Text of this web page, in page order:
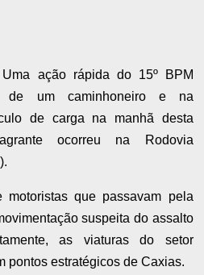
Uma ação rápida do 15º BPM
de um caminhoneiro e na
de carga na manhã desta
ocorreu na Rodovia
que passavam pela
suspeita do assalto
as viaturas do setor
pontos estratégicos de Caxias.